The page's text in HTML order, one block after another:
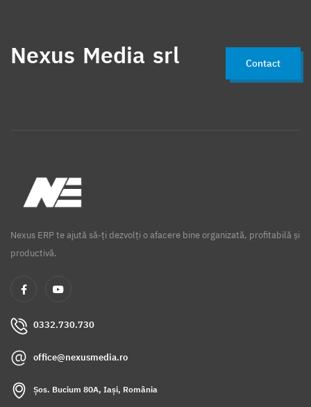
Nexus Media srl Contact
Nexus ERP te ajută să-ți dezvolți o afacere bine organizată, profitabilă și
productivă.
0332.730.730
office@nexusmedia.ro
Șos. Bucium 80A, Iași, România